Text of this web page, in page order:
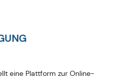
eine Plattform zur Online-